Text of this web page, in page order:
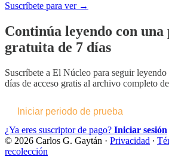
Suscríbete para ver →
Continúa leyendo con una
gratuita de 7 días
Suscríbete a El Núcleo para seguir
días de acceso gratis al archivo completo
Iniciar periodo de prueba
¿Ya eres suscriptor de pago? Iniciar sesión
© 2026 Carlos G. Gaytán · Privacidad ∙
recolección